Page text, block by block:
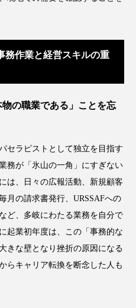
務作業と経営スキルの重
の職業である」ことを忘
セラピストとして独立を目指す
務が「氷山の一角」にすぎない
は、日々の広報活動、新規顧客
月の請求書発行、URSSAFへの
ど、多岐にわたる業務を自分で
起業初年度は、この「事務的な
きな壁となり挫折の原因になる
らキャリア転換を断念した人も